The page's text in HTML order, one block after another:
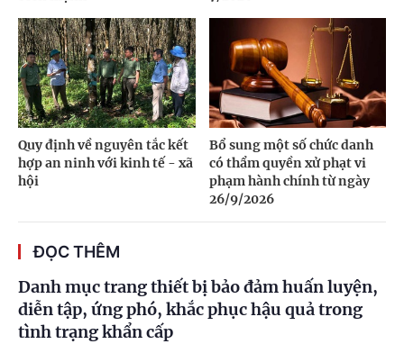
Quy định về nguyên tắc kết
hợp an ninh với kinh tế - xã
hội
Bổ sung một số chức danh
có thẩm quyền xử phạt vi
phạm hành chính từ ngày
26/9/2026
ĐỌC THÊM
Danh mục trang thiết bị bảo đảm huấn luyện,
diễn tập, ứng phó, khắc phục hậu quả trong
tình trạng khẩn cấp